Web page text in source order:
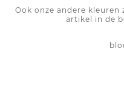
Ook onze andere
artikel in de